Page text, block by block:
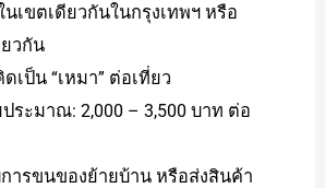
นเขตเดียวกันในกรุงเทพฯ หรือ
วกัน
เป็น “เหมา” ต่อเที่ยว
ระมาณ: 2,000 – 3,500 บาท ต่อ
ารขนของย้ายบ้าน หรือส่งสินค้า